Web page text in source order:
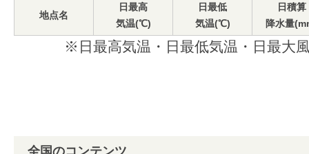
地点名
日最高
気温(℃)
日最低
気温(℃)
日積算
降水量
※日最高気温・日最低気温・日最大